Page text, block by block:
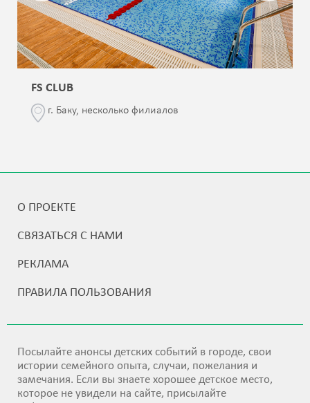
FS CLUB
г. Баку, несколько филиалов
О ПРОЕКТЕ
СВЯЗАТЬСЯ С НАМИ
РЕКЛАМА
ПРАВИЛА ПОЛЬЗОВАНИЯ
Посылайте анонсы детских событий в городе, свои
истории семейного опыта, случаи, пожелания и
замечания. Если вы знаете хорошее детское место,
которое не увидели на сайте, присылайте